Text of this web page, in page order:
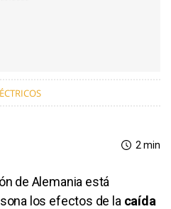
2 min
de Alemania está
los efectos de la caída